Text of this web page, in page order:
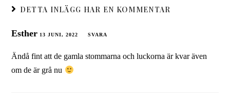
DETTA INLÄGG HAR EN KOMMENTAR
Esther 13 JUNI, 2022 SVARA
Ändå fint att de gamla stommarna och luckorna är kvar även
om de är grå nu